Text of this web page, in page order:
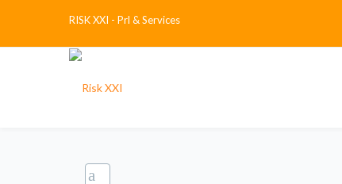
RISK XXI - Prl & Services